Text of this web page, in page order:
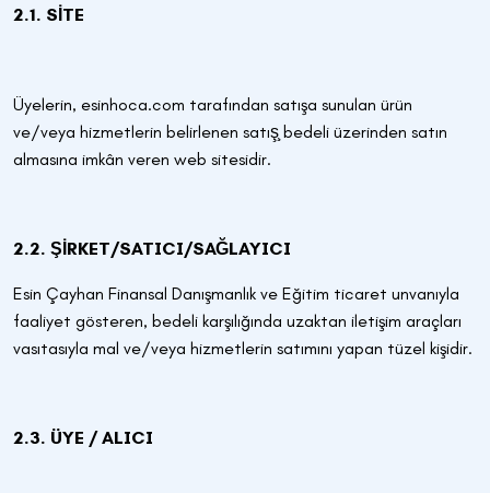
2.1. SİTE
Üyelerin, esinhoca.com tarafından satışa sunulan ürün
ve/veya hizmetlerin belirlenen satış̧ bedeli üzerinden satın
almasına imkân veren web sitesidir.
2.2. ŞİRKET/SATICI/SAĞLAYICI
Esin Çayhan Finansal Danışmanlık ve Eğitim ticaret unvanıyla
faaliyet gösteren, bedeli karşılığında uzaktan iletişim araçları
vasıtasıyla mal ve/veya hizmetlerin satımını yapan tüzel kişidir.
2.3. ÜYE / ALICI